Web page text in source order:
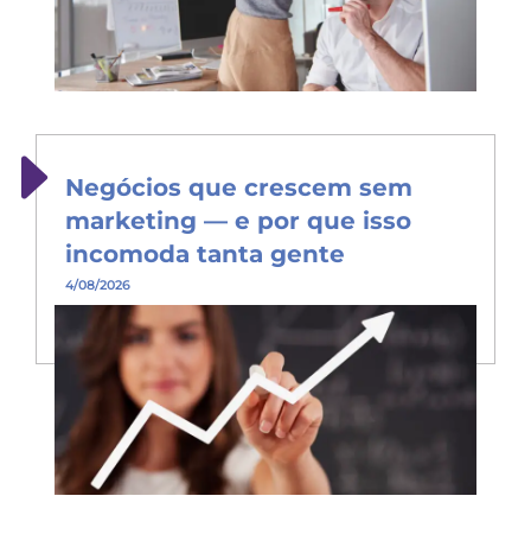
Negócios que crescem sem
marketing — e por que isso
incomoda tanta gente
4/08/2026